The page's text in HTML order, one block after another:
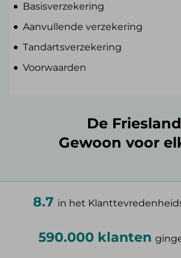
Basisverzekering
Aanvullende verzekering
Tandartsverzekering
Voorwaarden
De Friesland
Gewoon voor
8.7 in het
590.000 klanten